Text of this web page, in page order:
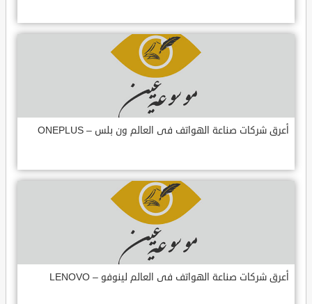
أعرق شركات صناعة الهواتف فى العالم ون بلس – ONEPLUS
أعرق شركات صناعة الهواتف فى العالم لينوفو – LENOVO